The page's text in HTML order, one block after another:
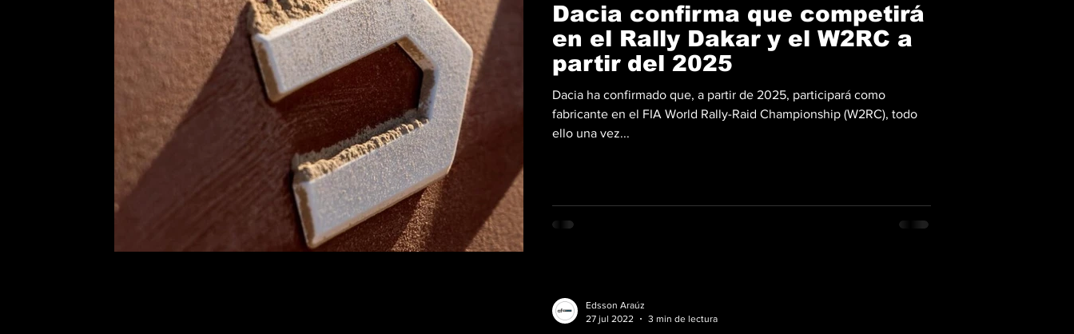
Dacia confirma que competirá
en el Rally Dakar y el W2RC a
partir del 2025
Dacia ha confirmado que, a partir de 2025, participará como
fabricante en el FIA World Rally-Raid Championship (W2RC), todo
ello una vez...
Edsson Araúz
27 jul 2022
3 min de lectura